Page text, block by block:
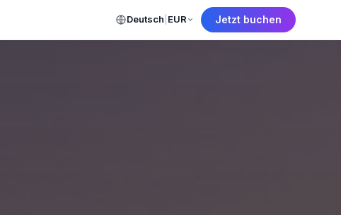
Deutsch EUR Jetzt buchen